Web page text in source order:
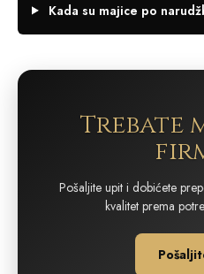
Kada su majice po
Trebate
Pošaljite upit i dobićete
kvalitet prema